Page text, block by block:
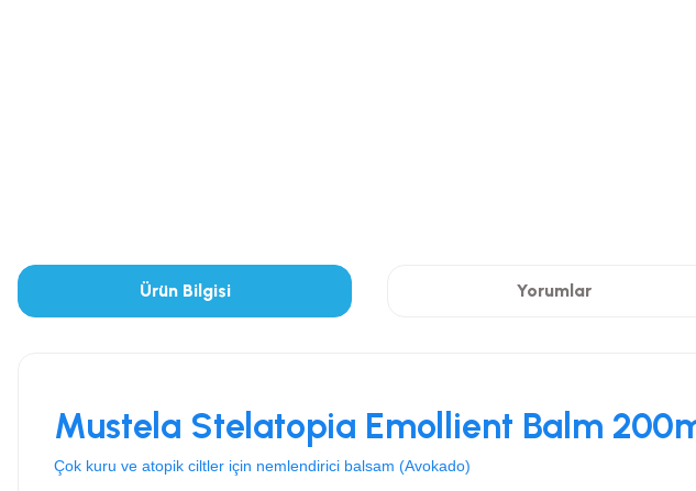
Ürün Bilgisi Yorumlar
Mustela Stelatopia Emollient Balm
Çok kuru ve atopik ciltler için nemlendirici balsam (Avokado)